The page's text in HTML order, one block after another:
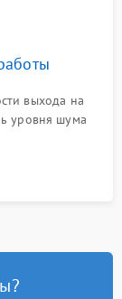
выхода на
уровня шума
и корректного
оттайки.